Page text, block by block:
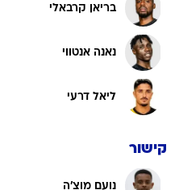
בריאן קרבאלי
נאנה אנטווי
ליאל דרעי
קישור
נועם מוצ'ה